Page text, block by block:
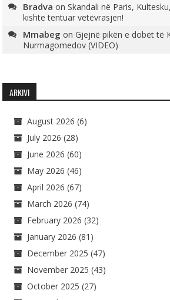
Bradva onSkandali në Paris,
kishte tentuar vetëvrasjen!
Mmabeg onGjejnë pikën e dobët të
Nurmagomedov (VIDEO)
ARKIVI
August 2026 (6)
July 2026 (28)
June 2026 (60)
May 2026 (46)
April 2026 (67)
March 2026 (74)
February 2026 (32)
January 2026 (81)
December 2025 (47)
November 2025 (43)
October 2025 (27)